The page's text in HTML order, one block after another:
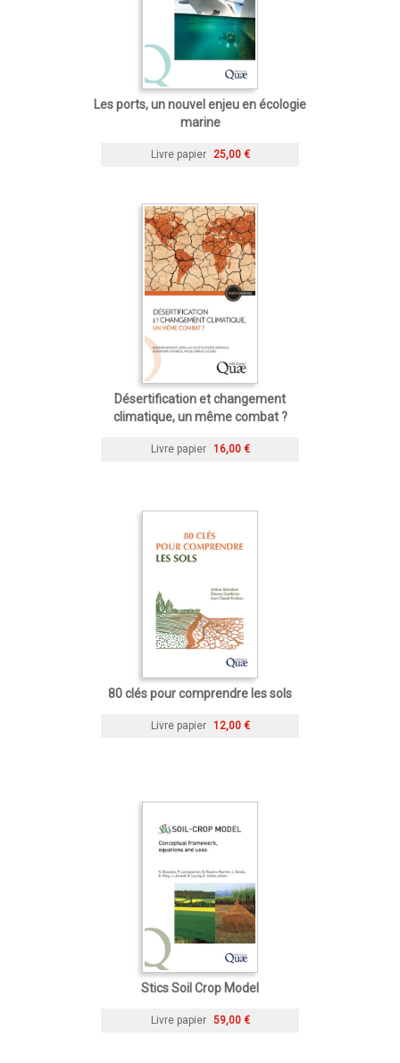
Les ports, un nouvel enjeu en écologie
marine
Livre papier 25,00 €
Désertification et changement
climatique, un même combat ?
Livre papier 16,00 €
80 clés pour comprendre les sols
Livre papier 12,00 €
Stics Soil Crop Model
Livre papier 59,00 €